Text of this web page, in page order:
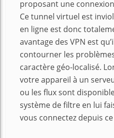
proposant une
Ce tunnel virtuel est
en ligne est donc
avantage des VPN est
contourner les
caractère géo-localisé.
votre appareil à un
ou les flux sont
système de filtre en lui
vous connectez depuis